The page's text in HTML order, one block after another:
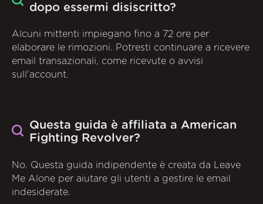
dopo essermi disiscritto?
Alcuni mittenti impiegano fino a 72 ore per
elaborare le rimozioni. Potresti continuare a ricevere
email transazionali, come ricevute o avvisi
sull'account.
Questa guida è affiliata a American
Fighting Revolver?
No. Questa guida indipendente è creata da Leave
Me Alone per aiutare gli utenti a gestire le email
indesiderate.